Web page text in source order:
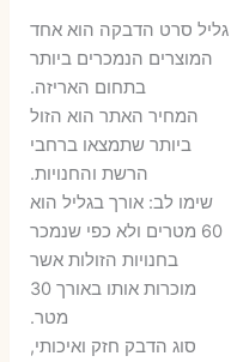
היה:
9 ₪.
6 ₪.
גליל סרט הדבקה הוא אחד
המוצרים הנמכרים ביותר
בתחום האריזה.
המחיר האתר הוא הזול
ביותר שתמצאו ברחבי
הרשת והחנויות.
שימו לב: אורך בגליל הוא
60 מטרים ולא כפי שנמכר
בחנויות הזולות אשר
מוכרות אותו באורך 30
מטר.
סוג הדבק חזק ואיכותי,